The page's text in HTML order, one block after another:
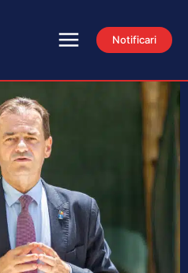
Notificari